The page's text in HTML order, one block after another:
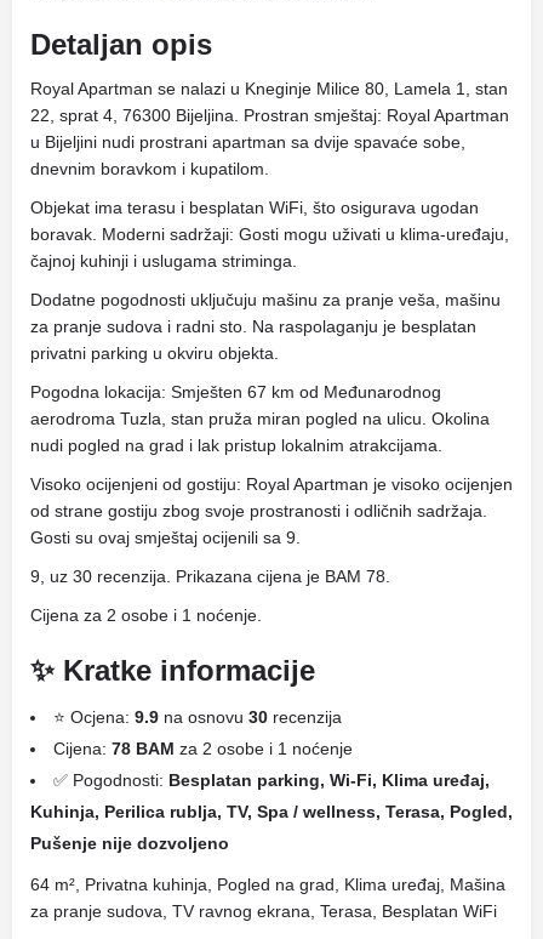
Detaljan opis
Royal Apartman se nalazi u Kneginje Milice 80, Lamela 1, stan
22, sprat 4, 76300 Bijeljina. Prostran smještaj: Royal Apartman
u Bijeljini nudi prostrani apartman sa dvije spavaće sobe,
dnevnim boravkom i kupatilom.
Objekat ima terasu i besplatan WiFi, što osigurava ugodan
boravak. Moderni sadržaji: Gosti mogu uživati ​​u klima-uređaju,
čajnoj kuhinji i uslugama striminga.
Dodatne pogodnosti uključuju mašinu za pranje veša, mašinu
za pranje sudova i radni sto. Na raspolaganju je besplatan
privatni parking u okviru objekta.
Pogodna lokacija: Smješten 67 km od Međunarodnog
aerodroma Tuzla, stan pruža miran pogled na ulicu. Okolina
nudi pogled na grad i lak pristup lokalnim atrakcijama.
Visoko ocijenjeni od gostiju: Royal Apartman je visoko ocijenjen
od strane gostiju zbog svoje prostranosti i odličnih sadržaja.
Gosti su ovaj smještaj ocijenili sa 9.
9, uz 30 recenzija. Prikazana cijena je BAM 78.
Cijena za 2 osobe i 1 noćenje.
✨ Kratke informacije
⭐ Ocjena: 9.9 na osnovu 30 recenzija
Cijena: 78 BAM za 2 osobe i 1 noćenje
✅ Pogodnosti: Besplatan parking, Wi-Fi, Klima uređaj,
Kuhinja, Perilica rublja, TV, Spa / wellness, Terasa, Pogled,
Pušenje nije dozvoljeno
64 m², Privatna kuhinja, Pogled na grad, Klima uređaj, Mašina
za pranje sudova, TV ravnog ekrana, Terasa, Besplatan WiFi